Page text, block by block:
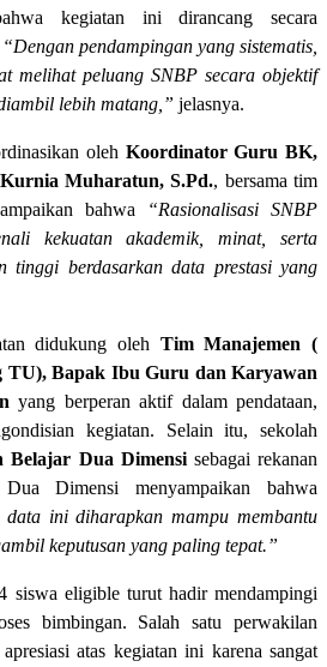
kegiatan ini dirancang secara
“Dengan pendampingan yang sistematis,
melihat peluang SNBP secara objektif
lebih matang,” jelasnya.
oleh Koordinator Guru BK,
Muharatun, S.Pd., bersama tim
bahwa
“Rasionalisasi SNBP
kekuatan akademik, minat, serta
tinggi berdasarkan data prestasi yang
didukung oleh Tim Manajemen (
TU), Bapak Ibu Guru dan Karyawan
yang berperan aktif dalam pendataan,
kegiatan. Selain itu, sekolah
Belajar Dua Dimensisebagai rekanan
Dimensi menyampaikan bahwa
data ini diharapkan mampu membantu
keputusan yang paling tepat.”
siswa eligible turut hadir mendampingi
bimbingan. Salah satu perwakilan
atas kegiatan ini karena sangat